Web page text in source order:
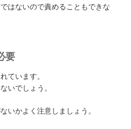
はないので責めることもできな
要
ています。
いでしょう。
いかよく注意しましょう。